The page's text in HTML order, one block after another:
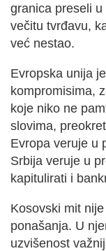
granica preseli
večitu tvrđavu,
već nestao.
Evropska unija
kompromisima,
koje niko ne
slovima,
Evropa veruje u
Srbija veruje u
kapitulirati i
Kosovski mit
ponašanja. U
uzvišenost